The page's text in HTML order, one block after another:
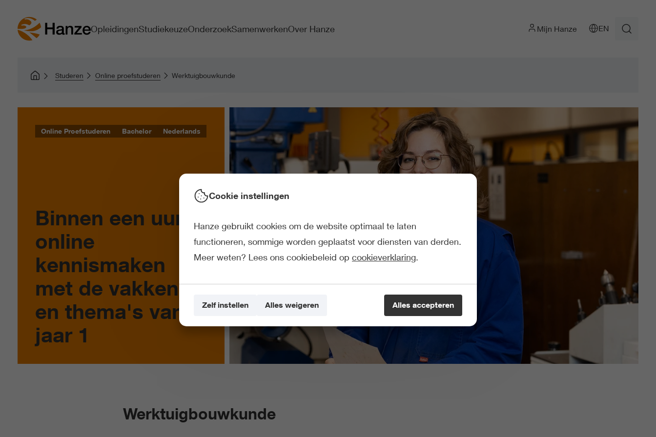
OpleidingenStudiekeuzeOnderzoekSamenwerkenOver Hanze Mijn Hanze EN
Studeren Online proefstuderen Werktuigbouwkunde
Binnen een uur
online
kennismaken
met de vakken
en thema's van
jaar 1
Online Proefstuderen Bachelor Nederlands
Werktuigbouwkunde
Cookie instellingen
Hanze gebruikt cookies om de website optimaal te laten
functioneren, sommige worden geplaatst voor diensten van derden.
Meer weten? Lees ons cookiebeleid op cookieverklaring.
Alles accepteren
Zelf instellen Alles weigeren